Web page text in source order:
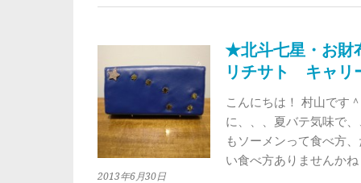
モ
ト）
★
は
2013年6月30日
★北斗七星・お財
リチサト キャリ
こんにちは！ 村山です
に、、、夏バテ気味で
もソーメンって食べ方
い食べ方ありませんか